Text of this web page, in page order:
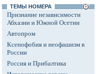
ТЕМЫ НОМЕРА
Признание независимости
Абхазии и Южной Осетии
Автопром
Ксенофобия и неофашизм в
России
Россия и Прибалтика